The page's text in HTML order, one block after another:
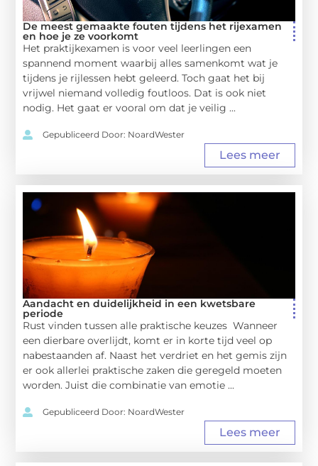
De meest gemaakte fouten tijdens het rijexamen
en hoe je ze voorkomt
Het praktijkexamen is voor veel leerlingen een
spannend moment waarbij alles samenkomt wat je
tijdens je rijlessen hebt geleerd. Toch gaat het bij
vrijwel niemand volledig foutloos. Dat is ook niet
nodig. Het gaat er vooral om dat je veilig ...
Gepubliceerd Door: NoardWester
Lees meer
Aandacht en duidelijkheid in een kwetsbare
periode
Rust vinden tussen alle praktische keuzes Wanneer
een dierbare overlijdt, komt er in korte tijd veel op
nabestaanden af. Naast het verdriet en het gemis zijn
er ook allerlei praktische zaken die geregeld moeten
worden. Juist die combinatie van emotie ...
Gepubliceerd Door: NoardWester
Lees meer